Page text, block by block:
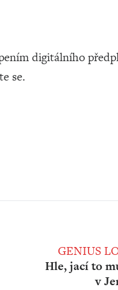
digitálního
se.
GENIUS
Hle, jací to
v